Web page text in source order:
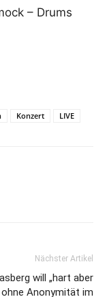
– Drums
Konzert LIVE
Nächster Artikel
will „hart aber
ohne Anonymität im